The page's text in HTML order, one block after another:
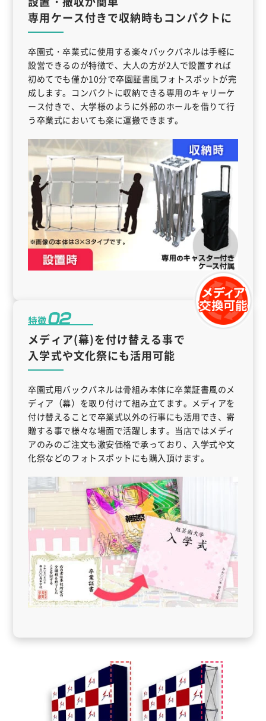
専用ケース付きで収納時もコンパクトに
卒園式・卒業式に使用する楽々バックパネルは手軽に
設営できるのが特徴で、大人の方が2人で設置すれば
初めてでも僅か10分で卒園証書風フォトスポットが完
成します。コンパクトに収納できる専用のキャリーケ
ース付きで、大学様のように外部のホールを借りて行
う卒業式においても楽に運搬できます。
メディア(幕)を付け替える事で
入学式や文化祭にも活用可能
卒園式用バックパネルは骨組み本体に卒業証書風のメ
ディア（幕）を取り付けて組み立てます。メディアを
付け替えることで卒業式以外の行事にも活用でき、寄
贈する事で様々な場面で活躍します。当店ではメディ
アのみのご注文も激安価格で承っており、入学式や文
化祭などのフォトスポットにも購入頂けます。